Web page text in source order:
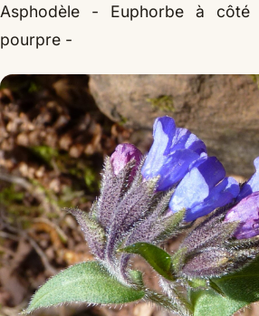
Asphodèle - Euphorbe à côté
pourpre -